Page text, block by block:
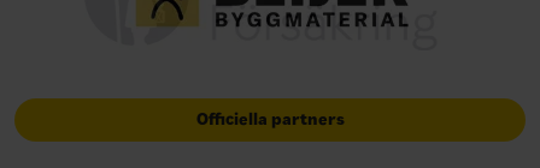
Officiella partners